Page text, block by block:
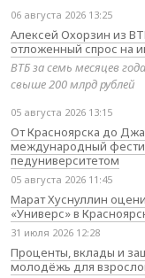
06 августа 2026 13:25
Алексей Охорзин из
отложенный спрос на
ВТБ за семь месяцев
свыше 200 млрд рублей
05 августа 2026 13:15
От Красноярска до
международный
педуниверситетом
05 августа 2026 11:45
Марат Хуснуллин
«Универс» в
31 июля 2026 12:28
Проценты, вклады и
молодёжь для